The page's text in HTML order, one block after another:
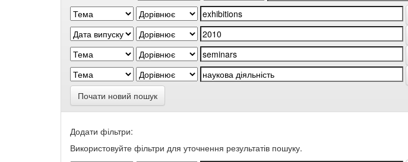
Почати новий пошук
Додати фільтри:
Використовуйте фільтри для уточнення результатів пошуку.